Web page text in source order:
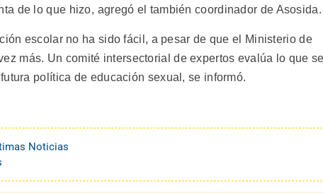
de lo que hizo, agregó el también coordinador de Asosida.
escolar no ha sido fácil, a pesar de que el Ministerio de
más. Un comité intersectorial de expertos evalúa lo que
política de educación sexual, se informó.
Noticias